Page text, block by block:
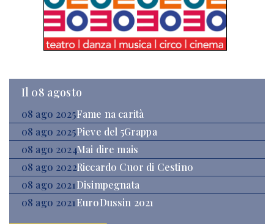
Il 08 agosto
08 ago 2025Fame na carità
08 ago 2025Pieve del 5Grappa
08 ago 2024Mai dire mais
08 ago 2022Riccardo Cuor di Cestino
08 ago 2021Disimpegnata
08 ago 2021EuroDussin 2021